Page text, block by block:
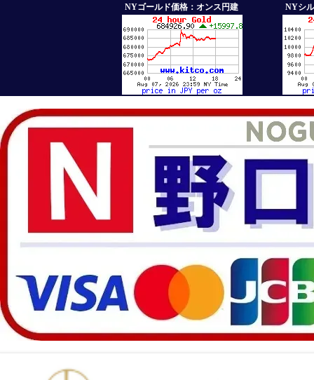
NYゴールド価格：オンス円建 NYシ